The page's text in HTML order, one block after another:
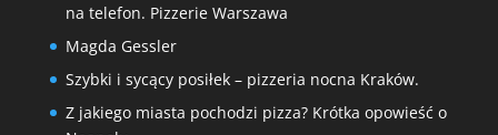
na telefon. Pizzerie Warszawa
Magda Gessler
Szybki i sycący posiłek – pizzeria nocna Kraków.
Z jakiego miasta pochodzi pizza? Krótka opowieść o